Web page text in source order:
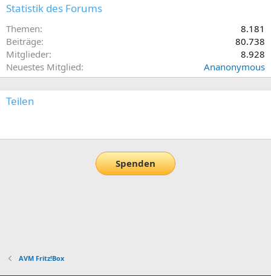
Statistik des Forums
Themen
8.181
Beiträge
80.738
Mitglieder
8.928
Neuestes Mitglied
Ananonymous
Teilen
Spenden
AVM Fritz!Box